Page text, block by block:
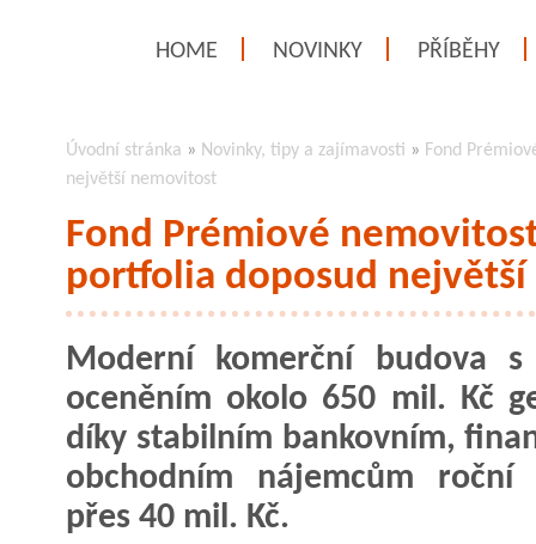
HOME NOVINKY PŘÍBĚHY
Úvodní stránka » Novinky, tipy a zajímavosti » Fond
největší nemovitost
Fond Prémiové
portfolia doposud
Moderní komerční budova
oceněním okolo 650 mil. Kč
díky stabilním bankovním,
obchodním nájemcům roční
přes 40 mil. Kč.